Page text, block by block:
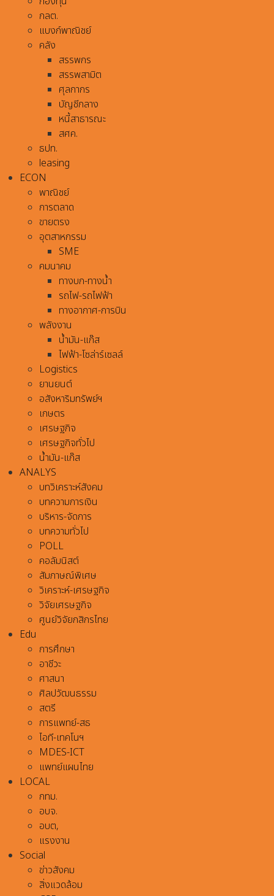
กลต.
แบงก์พาณิชย์
คลัง
สรรพกร
สรรพสามิต
ศุลกากร
บัญชีกลาง
หนี้สาธารณะ
สศค.
ธปท.
leasing
ECON
พาณิชย์
การตลาด
ขายตรง
อุตสาหกรรม
SME
คมนาคม
ทางบก-ทางน้ำ
รถไฟ-รถไฟฟ้า
ทางอากาศ-การบิน
พลังงาน
น้ำมัน-แก๊ส
ไฟฟ้า-โซล่าร์เซลล์
Logistics
ยานยนต์
อสังหาริมทรัพย์ฯ
เกษตร
เศรษฐกิจ
เศรษฐกิจทั่วไป
น้ำมัน-แก๊ส
ANALYS
บทวิเคราะห์สังคม
บทความการเงิน
บริหาร-จัดการ
บทความทั่วไป
POLL
คอลัมนิสต์
สัมภาษณ์พิเศษ
วิเคราะห์-เศรษฐกิจ
วิจัยเศรษฐกิจ
ศูนย์วิจัยกสิกรไทย
Edu
การศึกษา
อาชีวะ
ศาสนา
ศิลปวัฒนธรรม
สตรี
การแพทย์-สธ
ไอที-เทคโนฯ
MDES-ICT
แพทย์แผนไทย
LOCAL
กทม.
อบจ.
อบต,
แรงงาน
Social
ข่าวสังคม
สิ่งแวดล้อม